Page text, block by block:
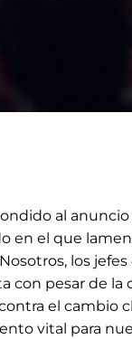
al anuncio
en el que
los
con pesar de la
el cambio
vital para